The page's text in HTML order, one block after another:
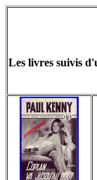
Les livres suivis